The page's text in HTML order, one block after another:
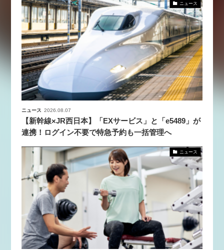
ニュース
ニュース 2026.08.07
【新幹線×JR西日本】「EXサービス」と「e5489」が
連携！ログイン不要で特急予約も一括管理へ
ニュース